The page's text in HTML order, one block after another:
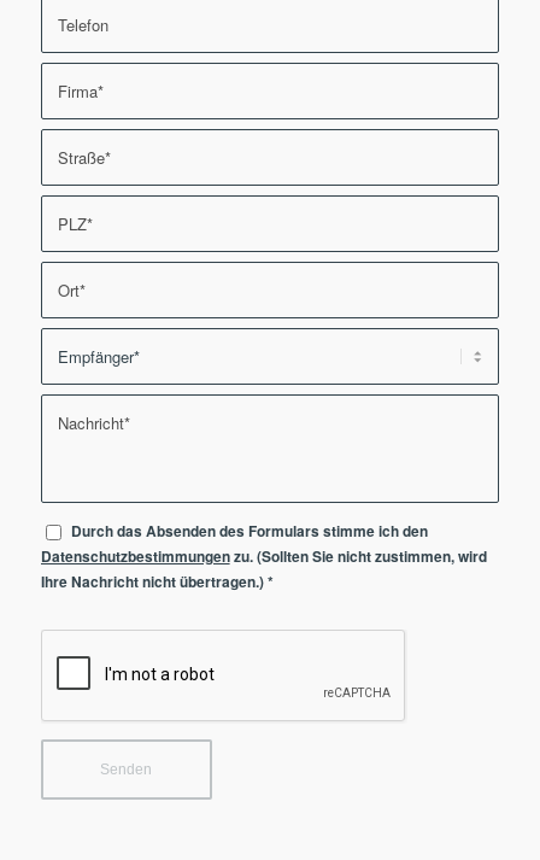
Durch das Absenden des Formulars stimme ich den
Datenschutzbestimmungenzu. (Sollten Sie nicht zustimmen, wird
Ihre Nachricht nicht übertragen.)*